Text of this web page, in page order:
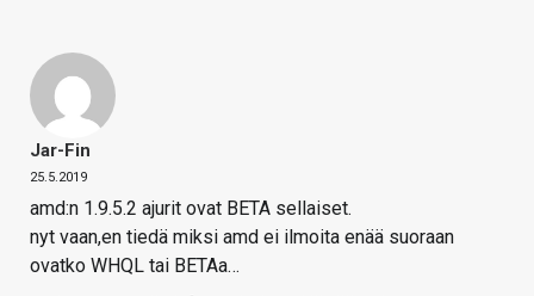
Jar-Fin
25.5.2019
amd:n 1.9.5.2 ajurit ovat BETA sellaiset.
nyt vaan,en tiedä miksi amd ei ilmoita enää suoraan
ovatko WHQL tai BETAa…